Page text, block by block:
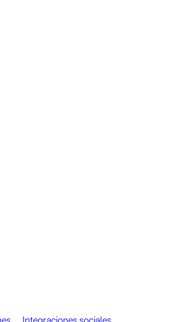
Integraciones sociales